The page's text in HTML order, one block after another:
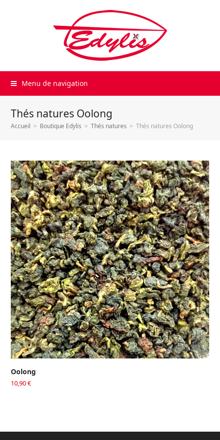
Menu de navigation
Thés natures Oolong
Accueil > Boutique Edylis > Thés natures > Thés natures Oolong
Oolong
10,90€